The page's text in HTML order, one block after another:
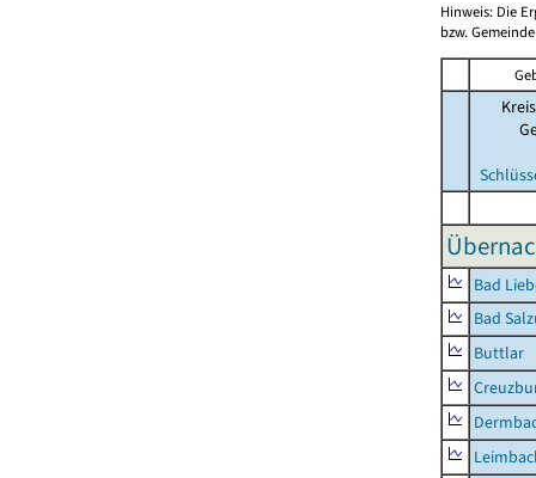
Hinweis: Die
bzw.
Bad
Bad
Buttlar